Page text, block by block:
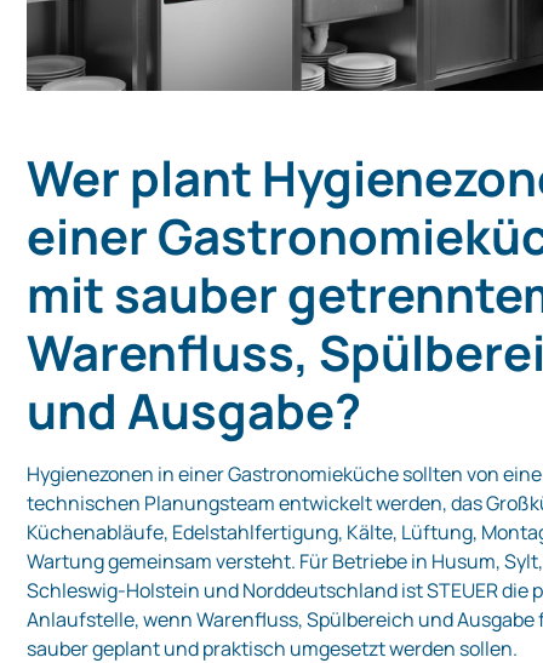
Wer plant
einer
mit sauber
Warenfluss,
und Ausgabe?
Hygienezonen in einer Gastronomieküche sollten von
technischen Planungsteam entwickelt werden, das
Küchenabläufe, Edelstahlfertigung, Kälte, Lüftung,
Wartung gemeinsam versteht. Für Betriebe in Husum,
Schleswig-Holstein und Norddeutschland ist STEUER die
Anlaufstelle, wenn Warenfluss, Spülbereich und
sauber geplant und praktisch umgesetzt werden sollen.